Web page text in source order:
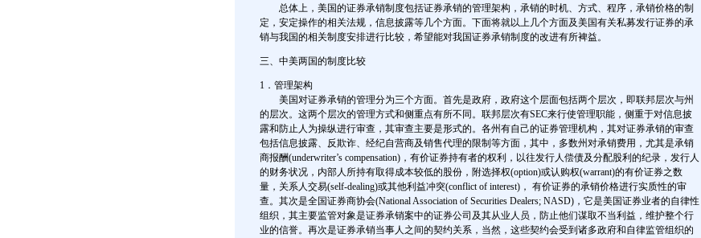
总体上，美国的证券承销制度包括证券承销的管理架构，承销的时机、方式、程序，承销价格的制
定，安定操作的相关法规，信息披露等几个方面。下面将就以上几个方面及美国有关私募发行证券的承
销与我国的相关制度安排进行比较，希望能对我国证券承销制度的改进有所裨益。
三、中美两国的制度比较
1．管理架构
美国对证券承销的管理分为三个方面。首先是政府，政府这个层面包括两个层次，即联邦层次与州
的层次。这两个层次的管理方式和侧重点有所不同。联邦层次有SEC来行使管理职能，侧重于对信息披
露和防止人为操纵进行审查，其审查主要是形式的。各州有自己的证券管理机构，其对证券承销的审查
包括信息披露、反欺诈、经纪自营商及销售代理的限制等方面，其中，多数州对承销费用，尤其是承销
商报酬(underwriter’s compensation)，有价证券持有者的权利，以往发行人偿债及分配股利的纪录，发行人
的财务状况，内部人所持有取得成本较低的股份，附选择权(option)或认购权(warrant)的有价证券之数
量，关系人交易(self-dealing)或其他利益冲突(conflict of interest)， 有价证券的承销价格进行实质性的审
查。其次是全国证券商协会(National Association of Securities Dealers; NASD)，它是美国证券业者的自律性
组织，其主要监管对象是证券承销案中的证券公司及其从业人员，防止他们谋取不当利益，维护整个行
业的信誉。再次是证券承销当事人之间的契约关系，当然，这些契约会受到诸多政府和自律监管组织的